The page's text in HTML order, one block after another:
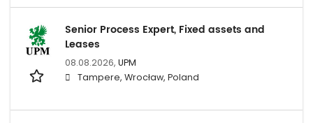
Senior Process Expert, Fixed assets and
Leases
08.08.2026, UPM
Tampere, Wrocław, Poland